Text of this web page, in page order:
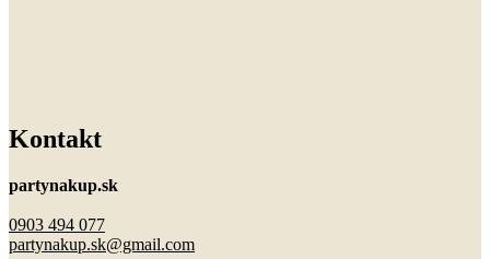
Kontakt
partynakup.sk
0903 494 077
partynakup.sk@gmail.com